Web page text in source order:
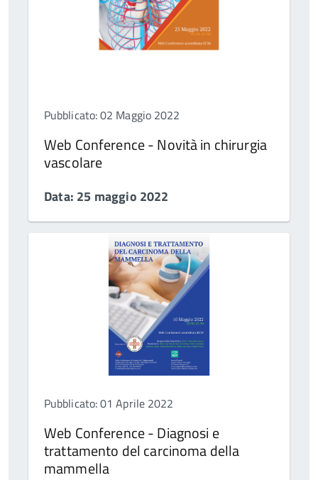
Pubblicato: 02 Maggio 2022
Web Conference - Novità in chirurgia
vascolare
Data: 25 maggio 2022
Pubblicato: 01 Aprile 2022
Web Conference - Diagnosi e
trattamento del carcinoma della
mammella